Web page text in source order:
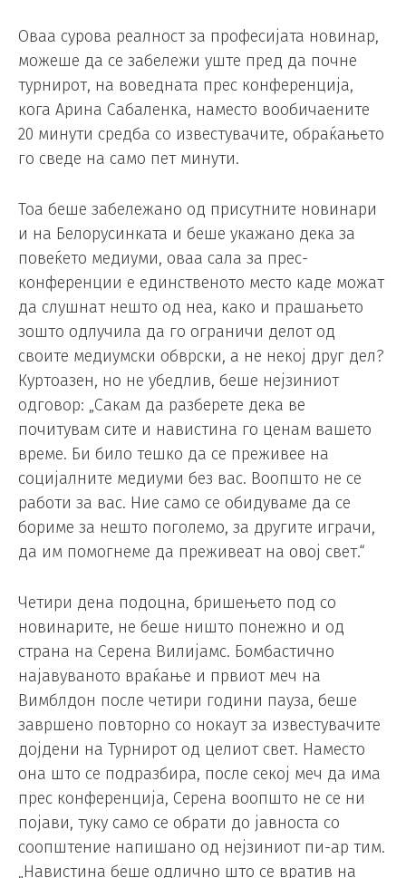
Оваа сурова реалност за професијата новинар,
можеше да се забележи уште пред да почне
турнирот, на воведната прес конференција,
кога Арина Сабаленка, наместо вообичаените
20 минути средба со известувачите, обраќањето
го сведе на само пет минути.
Тоа беше забележано од присутните новинари
и на Белорусинката и беше укажано дека за
повеќето медиуми, оваа сала за прес-
конференции е единственото место каде можат
да слушнат нешто од неа, како и прашањето
зошто одлучила да го ограничи делот од
своите медиумски обврски, а не некој друг дел?
Куртоазен, но не убедлив, беше нејзиниот
одговор: „Сакам да разберете дека ве
почитувам сите и навистина го ценам вашето
време. Би било тешко да се преживее на
социјалните медиуми без вас. Воопшто не се
работи за вас. Ние само се обидуваме да се
бориме за нешто поголемо, за другите играчи,
да им помогнеме да преживеат на овој свет.“
Четири дена подоцна, бришењето под со
новинарите, не беше ништо понежно и од
страна на Серена Вилијамс. Бомбастично
најавуваното враќање и првиот меч на
Вимблдон после четири години пауза, беше
завршено повторно со нокаут за известувачите
дојдени на Турнирот од целиот свет. Наместо
она што се подразбира, после секој меч да има
прес конференција, Серена воопшто не се ни
појави, туку само се обрати до јавноста со
соопштение напишано од нејзиниот пи-ар тим.
„Навистина беше одлично што се вратив на